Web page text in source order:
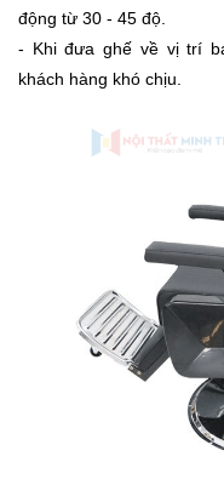
động từ 30 - 45 độ.
- Khi đưa ghế về vị trí
khách hàng khó chịu.